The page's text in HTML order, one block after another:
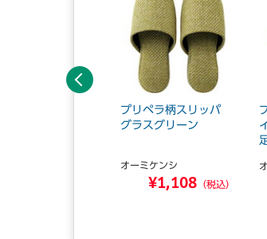
プリペラ柄スリッパ
グラスグリーン
オーミケンシ
¥1,108 （税込）
前へ